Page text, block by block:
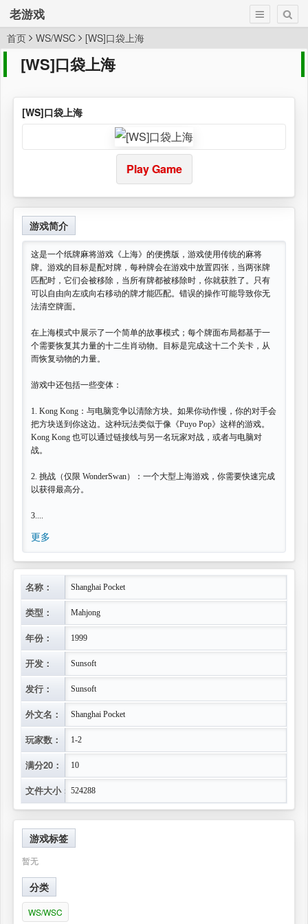
老游戏
首页 WS/WSC [WS]口袋上海
[WS]口袋上海
[WS]口袋上海
Play Game
游戏简介
这是一个纸牌麻将游戏《上海》的便携版，游戏使用传统的麻将
牌。游戏的目标是配对牌，每种牌会在游戏中放置四张，当两张牌
匹配时，它们会被移除，当所有牌都被移除时，你就获胜了。只有
可以自由向左或向右移动的牌才能匹配。错误的操作可能导致你无
法清空牌面。
在上海模式中展示了一个简单的故事模式；每个牌面布局都基于一
个需要恢复其力量的十二生肖动物。目标是完成这十二个关卡，从
而恢复动物的力量。
游戏中还包括一些变体：
1. Kong Kong：与电脑竞争以清除方块。如果你动作慢，你的对手会
把方块送到你这边。这种玩法类似于像《Puyo Pop》这样的游戏。
Kong Kong 也可以通过链接线与另一名玩家对战，或者与电脑对
战。
2. 挑战（仅限 WonderSwan）：一个大型上海游戏，你需要快速完成
以获得最高分。
3....
更多
名称： Shanghai Pocket
类型： Mahjong
年份： 1999
开发： Sunsoft
发行： Sunsoft
外文名： Shanghai Pocket
玩家数： 1-2
满分20： 10
文件大小： 524288
游戏标签
暂无
分类
WS/WSC